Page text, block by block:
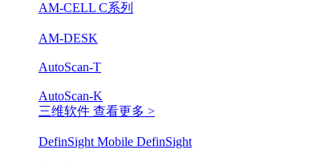
AM-CELL C系列
AM-DESK
AutoScan-T
AutoScan-K
三维软件 查看更多 >
DefinSight Mobile DefinSight